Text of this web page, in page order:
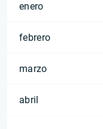
enero
febrero
marzo
abril